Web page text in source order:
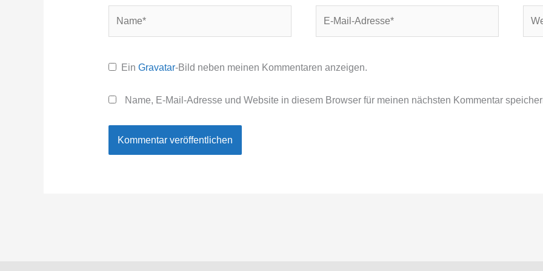
EinGravatar-Bild neben meinen Kommentaren anzeigen.
Name, E-Mail-Adresse und Website in diesem Browser für meinen nächsten Kommentar